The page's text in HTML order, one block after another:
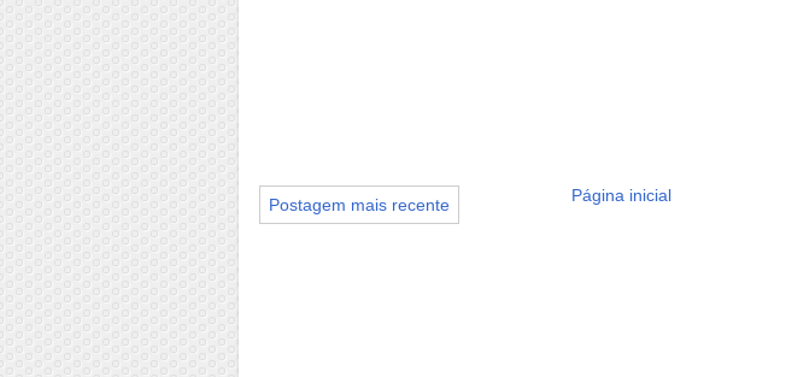
Postagem mais recente Página inicial